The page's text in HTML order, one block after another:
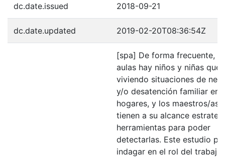
dc.date.issued 2018-09-21
dc.date.updated 2019-02-20T08:36:54Z
[spa] De forma frecuente,
aulas hay niños y niñas que
viviendo situaciones de
y/o desatención familiar en
hogares, y los maestros/as
tienen a su alcance
herramientas para poder
detectarlas. Este estudio
indagar en el rol del